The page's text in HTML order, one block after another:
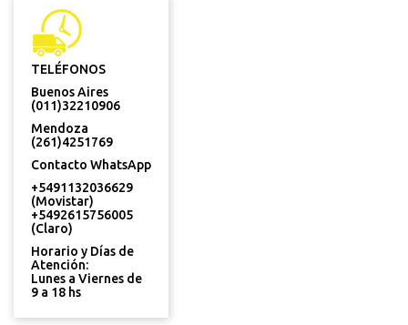
TELÉFONOS
Buenos Aires
(011)32210906
Mendoza
(261)4251769
Contacto WhatsApp
+5491132036629
(Movistar)
+5492615756005
(Claro)
Horario y Días de
Atención:
Lunes a Viernes de
9 a 18 hs